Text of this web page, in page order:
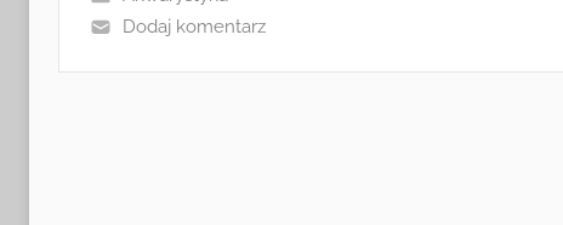
Dodaj komentarz